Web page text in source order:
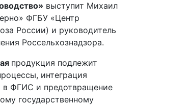
выступит Михаил
ФГБУ «Центр
России) и руководитель
Россельхознадзора.
продукция подлежит
интеграция
в ФГИС и предотвращение
государственному